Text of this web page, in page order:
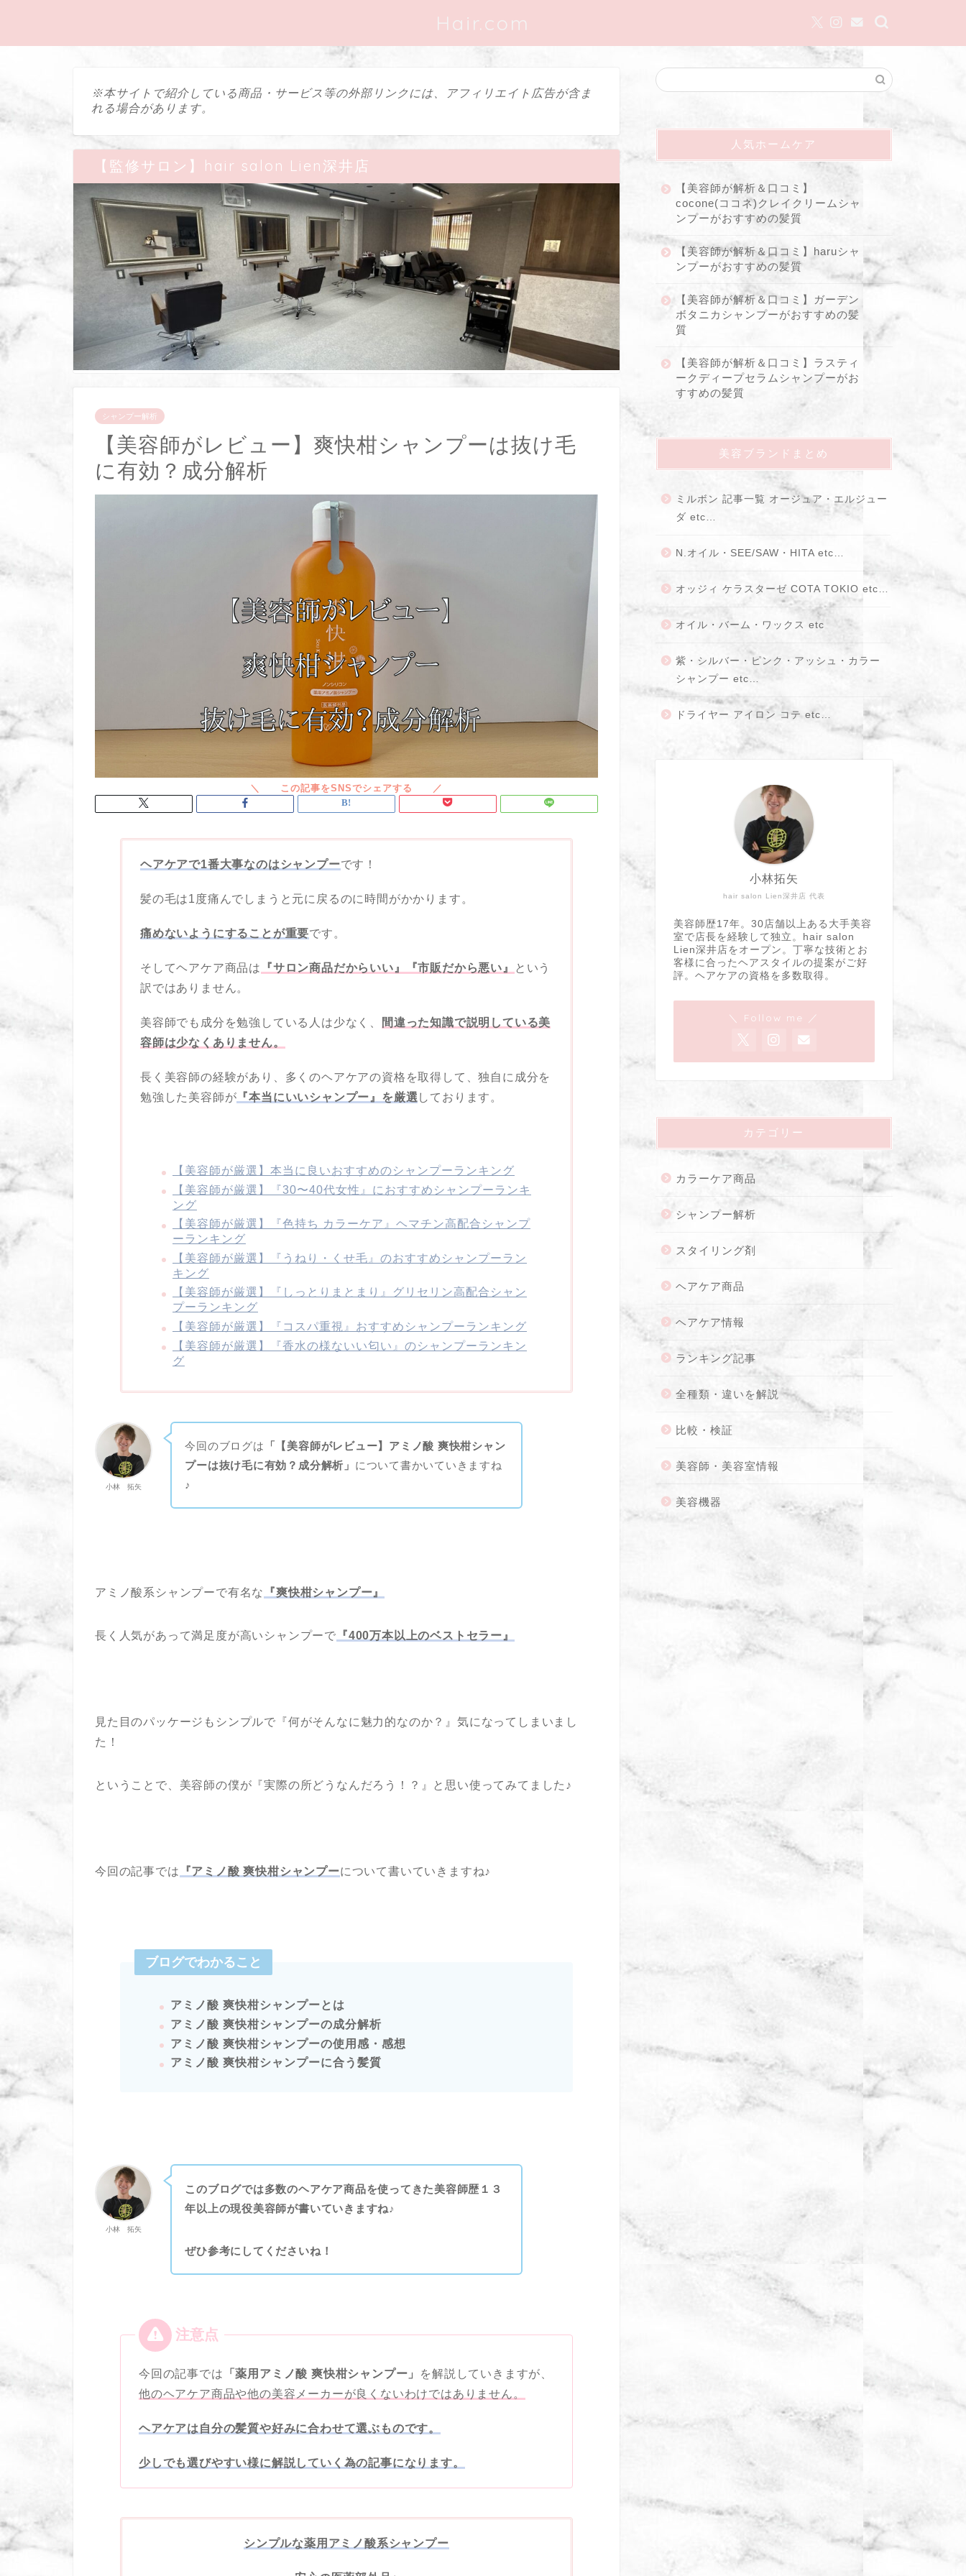
Hair.com
※本サイトで紹介している商品・サービス等の外部リンクには、アフィリエイト広告が含ま
れる場合があります。
【監修サロン】hair salon Lien深井店
シャンプー解析
【美容師がレビュー】爽快柑シャンプーは抜け毛
に有効？成分解析
ヘアケアで1番大事なのはシャンプーです！
髪の毛は1度痛んでしまうと元に戻るのに時間がかかります。
痛めないようにすることが重要です。
そしてヘアケア商品は 『サロン商品だからいい』『市販だから悪い』
という
訳ではありません。
美容師でも成分を勉強している人は少なく、
間違った知識で説明している美
容師は少なくありません。
長く美容師の経験があり、多くのヘアケアの資格を取得して、独自に成分を
勉強した美容師が 『本当にいいシャンプー』を厳選 しております。
【美容師が厳選】本当に良いおすすめのシャンプーランキング
【美容師が厳選】『30〜40代女性』におすすめシャンプーランキ
ング
【美容師が厳選】『色持ち カラーケア』ヘマチン高配合シャンプ
ーランキング
【美容師が厳選】『うねり・くせ毛』のおすすめシャンプーラン
キング
【美容師が厳選】『しっとりまとまり』グリセリン高配合シャン
プーランキング
【美容師が厳選】『コスパ重視』おすすめシャンプーランキング
【美容師が厳選】『香水の様ないい匂い』のシャンプーランキン
グ
小林 拓矢
今回のブログは
「【美容師がレビュー】アミノ酸 爽快柑シャン
プーは抜け毛に有効？成分解析」 について書かいていきますね
♪
アミノ酸系シャンプーで有名な 『爽快柑シャンプー』
長く人気があって満足度が高いシャンプーで 『400万本以上のベストセラー』
見た目のパッケージもシンプルで『何がそんなに魅力的なのか？』気になってしまいまし
た！
ということで、美容師の僕が『実際の所どうなんだろう！？』と思い使ってみてました♪
今回の記事では 『アミノ酸 爽快柑シャンプーについて書いていきますね♪
ブログでわかること
アミノ酸 爽快柑シャンプーとは
アミノ酸 爽快柑シャンプーの成分解析
アミノ酸 爽快柑シャンプーの使用感・ 感想
アミノ酸 爽快柑シャンプーに合う髪質
小林 拓矢
このブログでは多数のヘアケア商品を使ってきた美容師歴１３
年以上の現役美容師が書いていきますね♪
ぜひ参考にしてくださいね！
今回の記事では 「薬用アミノ酸 爽快柑シャンプー」
を解説していきますが、
他のヘアケア商品や他の美容メーカーが良くないわけではありません。
ヘアケアは自分の髪質や好みに合わせて選ぶものです。
少しでも選びやすい様に解説していく為の記事になります。
シンプルな薬用アミノ酸系シャンプー
人気ホームケア
【美容師が解析＆口コミ】
cocone(ココネ)クレイクリームシャ
ンプーがおすすめの髪質
【美容師が解析＆口コミ】haruシャ
ンプーがおすすめの髪質
【美容師が解析＆口コミ】ガーデン
ボタニカシャンプーがおすすめの髪
質
【美容師が解析＆口コミ】ラスティ
ークディープセラムシャンプーがお
すすめの髪質
美容ブランドまとめ
ミルボン 記事一覧 オージュア・エルジュー
ダ etc…
N.オイル・SEE/SAW・HITA etc…
オッジィ ケラスターゼ COTA TOKIO etc…
オイル・バーム・ワックス etc
紫・シルバー・ピンク・アッシュ・カラー
シャンプー etc…
ドライヤー アイロン コテ etc…
hair salon Lien深井店 代表
小林拓矢
美容師歴17年。30店舗以上ある大手美容
室で店長を経験して独立。hair salon
Lien深井店をオープン。丁寧な技術とお
客様に合ったヘアスタイルの提案がご好
評。ヘアケアの資格を多数取得。
＼ Follow me ／
カテゴリー
カラーケア商品
シャンプー解析
スタイリング剤
ヘアケア商品
ヘアケア情報
ランキング記事
全種類・違いを解説
比較・検証
美容師・美容室情報
美容機器